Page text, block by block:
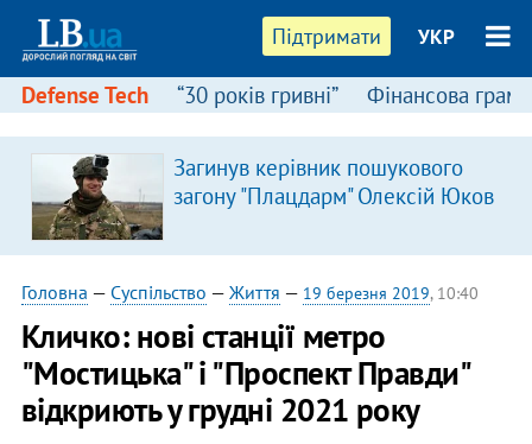
Підтримати УКР
Defense Tech “30 років гривні” Фінансова
Загинув керівник пошукового
загону "Плацдарм" Олексій Юков
Головна — Суспільство — Життя — 19 березня 2019, 10:40
Кличко: нові станції метро
"Мостицька" і "Проспект Правди"
відкриють у грудні 2021 року